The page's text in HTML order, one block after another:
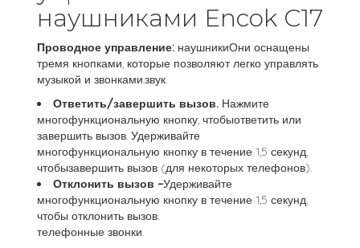
наушниками Encok C17
Проводное управление: наушникиОни оснащены
тремя кнопками, которые позволяют легко управлять
музыкой и звонками.звук.
Ответить/завершить вызов. Нажмите
многофункциональную кнопку, чтобыответить или
завершить вызов. Удерживайте
многофункциональную кнопку в течение 1,5 секунд,
чтобызавершить вызов (для некоторых телефонов).
Отклонить вызов –Удерживайте
многофункциональную кнопку в течение 1,5 секунд,
чтобы отклонить вызов.
телефонные звонки.